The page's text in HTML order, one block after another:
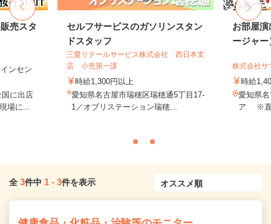
売スタ
ンセン
に出店
場に...
セルフサービスのガソリンスタン
ドスタッフ
三愛リテールサービス株式会社 西日本支
店 小売第一課
時給1,300円以上
愛知県名古屋市瑞穂区瑞穂通5丁目17-
1／オブリステーション瑞穂...
お部屋
ージャー
株式会社サ
時給
愛知県
ア ※直
全 3件中 1 - 3件を表示